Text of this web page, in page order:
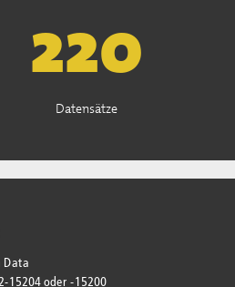
222
Datensätze
Data
15204 oder -15200